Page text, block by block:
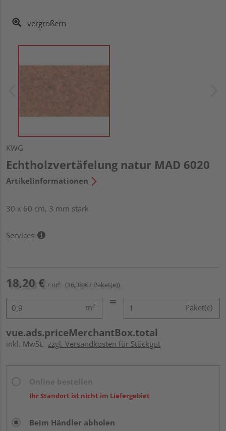
vergrößern
KWG
Echtholzvertäfelung natur MAD 6020
Artikelinformationen
30 x 60 cm, 3 mm stark
Services
18,20 € / m² (16,38 € / Paket(e))
m² Paket(e)
vue.ads.priceMerchantBox.total
inkl. MwSt. zzgl. Versandkosten für Stückgut
Ihr Standort ist nicht im Liefergebiet
Beim Händler abholen